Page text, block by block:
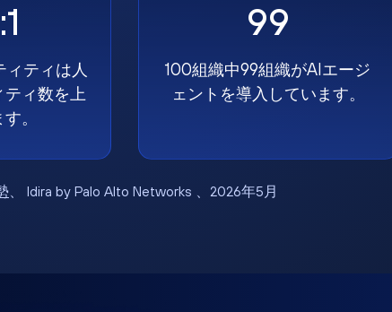
ィティは人
ティ数を上
。
99
100組織中99組織がAIエージ
ェントを導入しています。
、 Idira by Palo Alto Networks 、2026年5月